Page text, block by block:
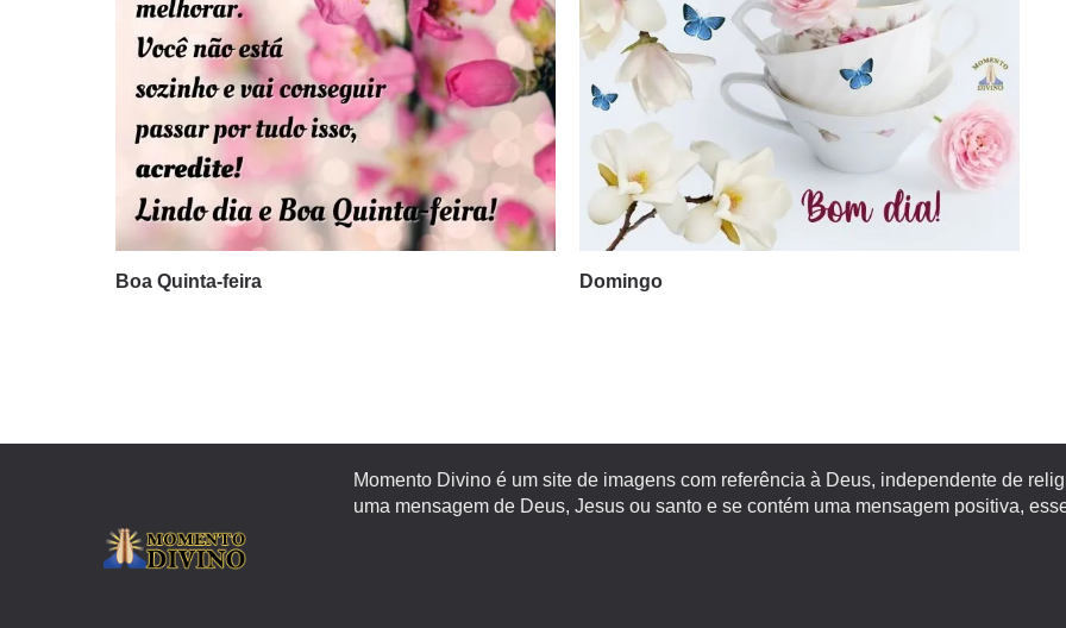
Boa Quinta-feira Domingo
Momento Divino é um site de imagens com referência à Deus, independente de
uma mensagem de Deus, Jesus ou santo e se contém uma mensagem positiva,